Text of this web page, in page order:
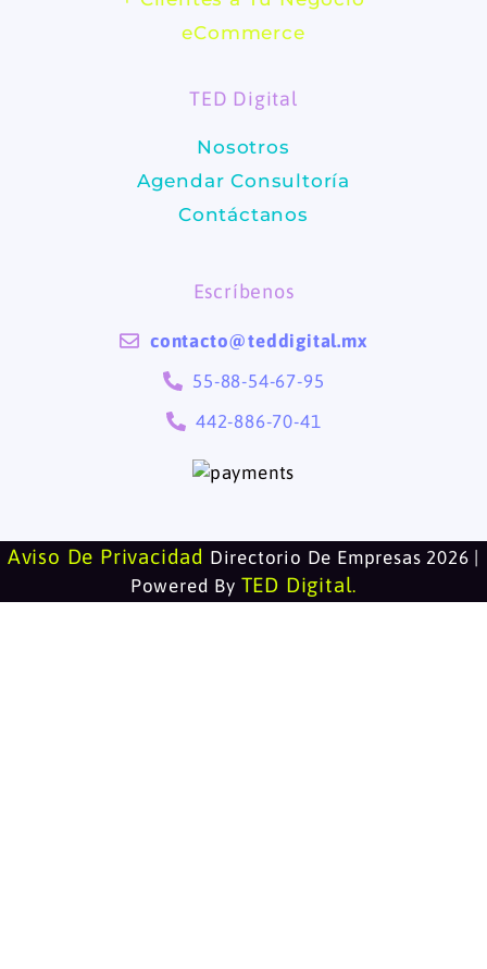
b
o
k
a
r
a
m
eCommerce
TED Digital
Nosotros
Agendar Consultoría
Contáctanos
Escríbenos
contacto@teddigital.mx
55-88-54-67-95
442-886-70-41
Aviso De Privacidad Directorio De Empresas 2026 |
Powered By TED Digital.